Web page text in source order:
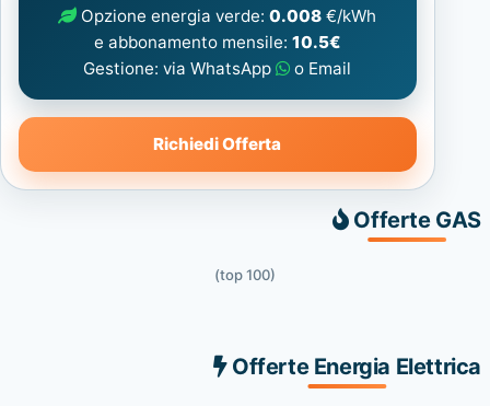
Opzione energia verde:0.008 €/kWh
e abbonamento mensile: 10.5€
Gestione: via WhatsApp
o Email
Richiedi Offerta
Offerte GAS
(top 100)
Offerte Energia Elettrica